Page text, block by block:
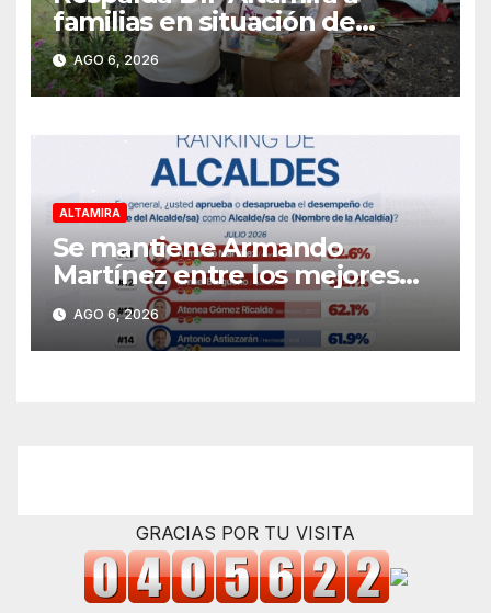
familias en situación de
vulnerabilidad
AGO 6, 2026
ALTAMIRA
Se mantiene Armando
Martínez entre los mejores
alcaldes del país y número
uno en Tamaulipas
AGO 6, 2026
GRACIAS POR TU VISITA